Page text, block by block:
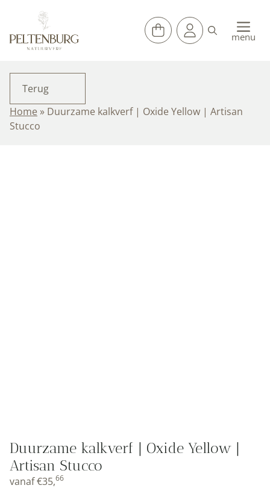
de
inhoud
menu
Terug
Home » Duurzame kalkverf | Oxide Yellow | Artisan
Stucco
Duurzame kalkverf | Oxide Yellow |
Artisan Stucco
vanaf€35,66